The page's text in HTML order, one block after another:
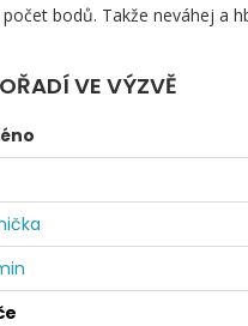
bodů. Takže neváhej a
VE VÝZVĚ